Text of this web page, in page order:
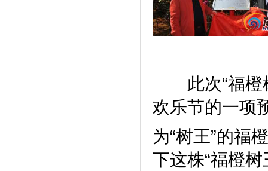
此次“福橙
欢乐节的一项
为“树王”的福
下这株“福橙